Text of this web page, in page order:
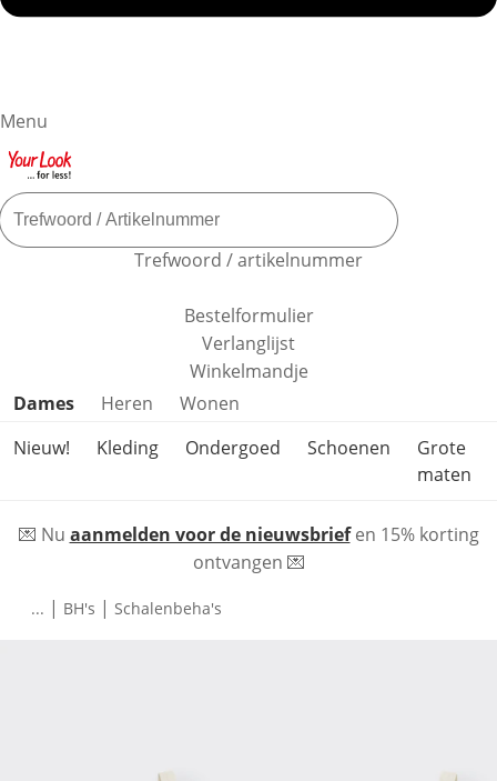
Menu
Trefwoord / artikelnummer
Bestelformulier
Verlanglijst
Winkelmandje
Productcategorieën overslaan
Dames Heren
Wonen
Nieuw!
Kleding Ondergoed Schoenen
Grote
maten
💌 Nu aanmelden voor de nieuwsbriefen 15% korting
ontvangen 💌
... | BH's | Schalenbeha's